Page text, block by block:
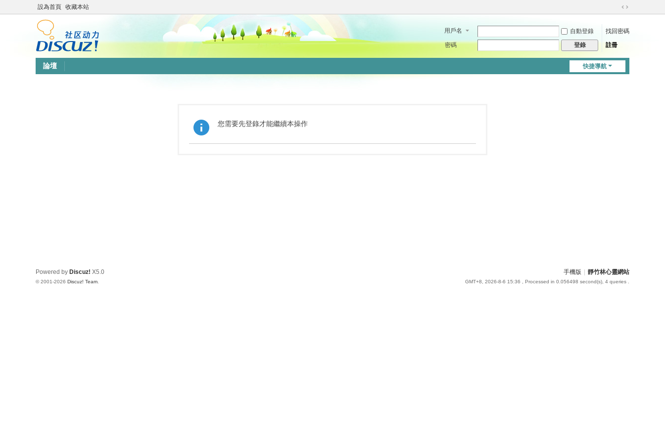
設為首頁 收藏本站
切
到
用戶名 自動登錄
找回密碼
密碼
登錄 註冊
快捷導航
論壇
您需要先登錄才能繼續本操作
手機版 靜竹林心靈網站
GMT+8, 2026-8-6 15:36 , Processed in 0.056498 second(s), 4 queries .
Powered by Discuz! X5.0
© 2001-2026 Discuz! Team